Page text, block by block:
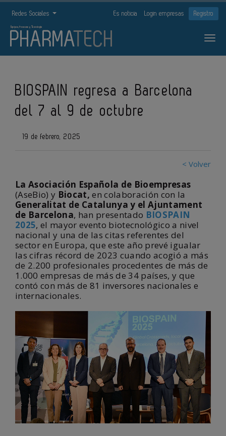
Redes Sociales Es noticia Login empresas Registro
BIOSPAIN regresa a Barcelona
del 7 al 9 de octubre
19 de febrero, 2025
< Volver
La Asociación Española de Bioempresas
(AseBio) y Biocat,en colaboración con la
Generalitat de Catalunya y el Ajuntament
de Barcelona, han presentado BIOSPAIN
2025, el mayor evento biotecnológico a nivel
nacional y una de las citas referentes del
sector en Europa, que este año prevé igualar
las cifras récord de 2023 cuando acogió a más
de 2.200 profesionales procedentes de más de
1.000 empresas de más de 34 países, y que
contó con más de 81 inversores nacionales e
internacionales.